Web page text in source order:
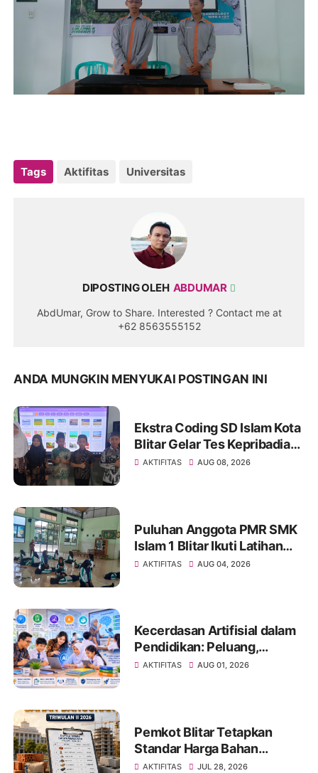
Tags Aktifitas Universitas
DIPOSTING OLEH ABDUMAR
AbdUmar, Grow to Share. Interested ? Contact me at
+62 8563555152
ANDA MUNGKIN MENYUKAI POSTINGAN INI
Ekstra Coding SD Islam Kota
Blitar Gelar Tes Kepribadian
Coding untuk Kenali Minat
AKTIFITAS AUG 08, 2026
Puluhan Anggota PMR SMK
Islam 1 Blitar Ikuti Latihan
Pertolongan Pertama (PP)
AKTIFITAS AUG 04, 2026
Kecerdasan Artifisial dalam
Pendidikan: Peluang,
Tantangan, dan Strategi
AKTIFITAS AUG 01, 2026
Pemkot Blitar Tetapkan
Standar Harga Bahan
Bangunan dan Upah Kerja
AKTIFITAS JUL 28, 2026